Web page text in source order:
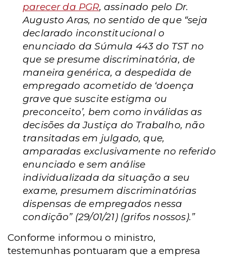
parecer da PGR, assinado pelo Dr.
Augusto Aras, no sentido de que “seja
declarado inconstitucional o
enunciado da Súmula 443 do TST no
que se presume discriminatória, de
maneira genérica, a despedida de
empregado acometido de ‘doença
grave que suscite estigma ou
preconceito’, bem como inválidas as
decisões da Justiça do Trabalho, não
transitadas em julgado, que,
amparadas exclusivamente no referido
enunciado e sem análise
individualizada da situação a seu
exame, presumem discriminatórias
dispensas de empregados nessa
condição” (29/01/21) (grifos nossos).”
Conforme informou o ministro,
testemunhas pontuaram que a empresa